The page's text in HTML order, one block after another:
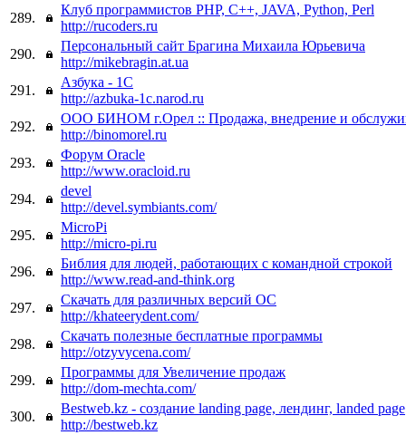
289.
Клуб программистов PHP, С++, JAVA, Python, Perl
http://rucoders.ru
290.
Персональный сайт Брагина Михаила Юрьевича
http://mikebragin.at.ua
291.
Азбука - 1С
http://azbuka-1c.narod.ru
292.
ООО БИНОМ г.Орел :: Продажа, внедрение и
http://binomorel.ru
293.
Форум Oracle
http://www.oracloid.ru
294.
devel
http://devel.symbiants.com/
295.
MicroPi
http://micro-pi.ru
296.
Библия для людей, работающих с командной строкой
http://www.read-and-think.org
297.
Скачать для различных версий ОС
http://khateerydent.com/
298.
Скачать полезные бесплатные программы
http://otzyvycena.com/
299.
Программы для Увеличение продаж
http://dom-mechta.com/
300.
Bestweb.kz - создание landing page, лендинг, landed page
http://bestweb.kz